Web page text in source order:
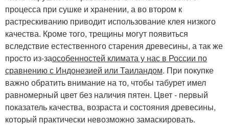
процесса при сушке и хранении, а во втором к
растрескиванию приводит использование клея низкого
качества. Кроме того, трещины могут появиться
вследствие естественного старения древесины, а так же
просто из-заособенностей климата у нас в России по
сравнению с Индонезией или Таиландом. При покупке
важно обратить внимание на то, чтобы табурет имел
равномерный цвет без наличия пятен. Цвет - первый
показатель качества, возраста и состояния древесины,
который практически невозможно замаскировать.